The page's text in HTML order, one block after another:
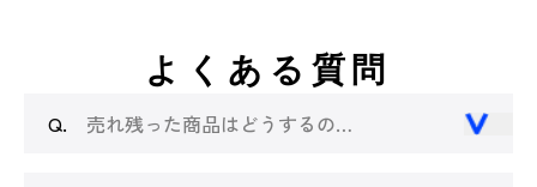
よくある質問
Q. 売れ残った商品はどうするのか？